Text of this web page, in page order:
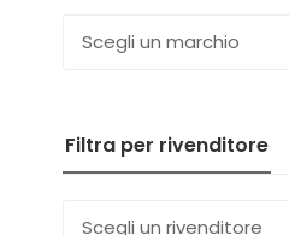
Filtra per rivenditore